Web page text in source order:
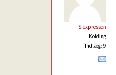
S-expressen
Kolding
Indlæg: 9